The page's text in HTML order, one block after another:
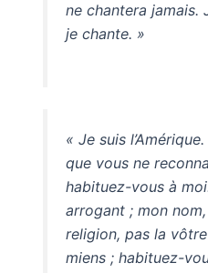
ne chantera jamais.
je chante. »
« Je suis
que vous ne
habituez-vous à
arrogant ; mon
religion, pas la
miens ; habituez-